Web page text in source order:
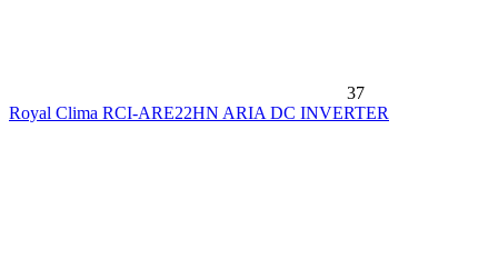
37
Royal Clima RCI-ARE22HN ARIA DC INVERTER